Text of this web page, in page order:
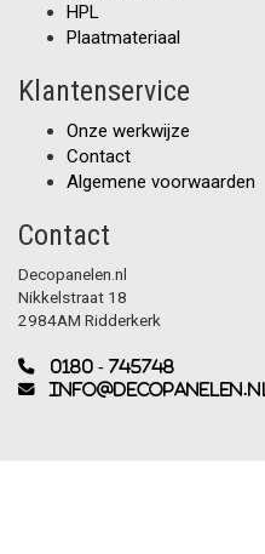
HPL
Plaatmateriaal
Klantenservice
Onze werkwijze
Contact
Algemene voorwaarden
Contact
Decopanelen.nl
Nikkelstraat 18
2984AM Ridderkerk
0180 - 745748
info@decopanelen.nl